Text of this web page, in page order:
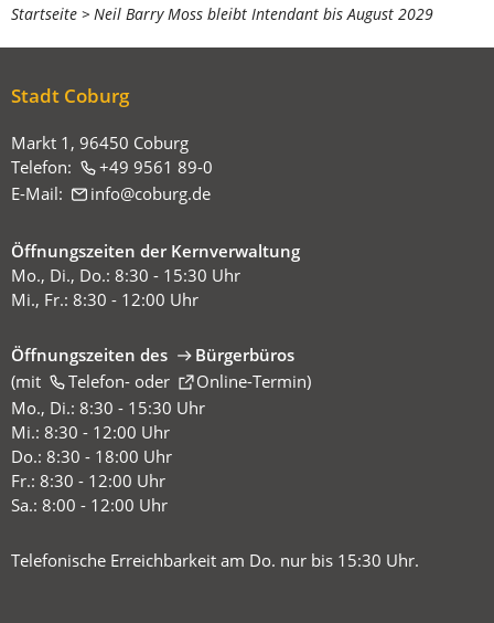
Sie
befinden
sich
Startseite Neil Barry Moss bleibt Intendant bis August 2029
Stadt Coburg
Markt 1, 96450 Coburg
Telefon:
+49 9561 89-0
E-Mail:
info coburg de
Öffnungszeiten der Kernverwaltung
Mo., Di., Do.: 8:30 - 15:30 Uhr
Mi., Fr.: 8:30 - 12:00 Uhr
Öffnungszeiten des
Bürgerbüros
(mit
Telefon-oder Online-Termin
(Öffnet
in
einem
neuen
Tab)
)
Mo., Di.: 8:30 - 15:30 Uhr
Mi.: 8:30 - 12:00 Uhr
Do.: 8:30 - 18:00 Uhr
Fr.: 8:30 - 12:00 Uhr
Sa.: 8:00 - 12:00 Uhr
Telefonische Erreichbarkeit am Do. nur bis 15:30 Uhr.